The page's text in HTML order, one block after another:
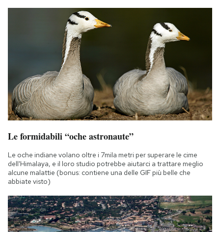
Le formidabili “oche astronaute”
Le oche indiane volano oltre i 7mila metri per superare le cime
dell'Himalaya, e il loro studio potrebbe aiutarci a trattare meglio
alcune malattie (bonus: contiene una delle GIF più belle che
abbiate visto)